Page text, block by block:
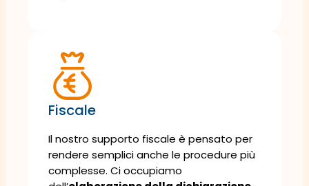
Fiscale
Il nostro supporto fiscale è pensato per
rendere semplici anche le procedure più
complesse. Ci occupiamo